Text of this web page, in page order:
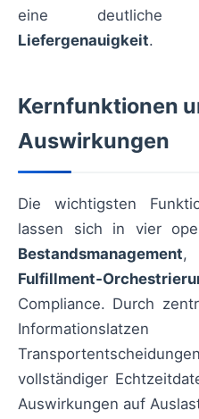
eine deutliche
Liefergenauigkeit.
Kernfunktionen
Auswirkungen
Die wichtigsten
lassen sich in vier
Bestandsmanagement
Compliance. Durch
vollständiger
Auswirkungen auf